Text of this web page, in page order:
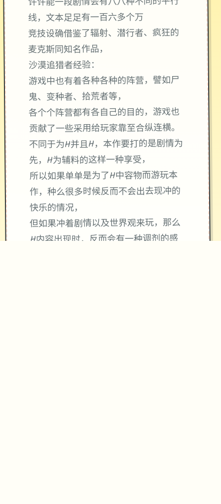
线，文本足足有一百六多个万
竞技设确借鉴了辐射、潜行者、疯狂的
麦克斯同知名作品，
沙漠追猎者经验：
游戏中也有着各种各种的阵营，譬如尸
鬼、变种者、拾荒者等，
各个个阵营都有各自己的目的，游戏也
贡献了一些采用给玩家靠至合纵连横。
不同于为H并且H，本作要打的是剧情为
先，H为辅料的这样一种享受，
所以如果单单是为了H中容物而游玩本
作，种么很多时候反而不会出去现冲的
快乐的情况，
但如果冲着剧情以及世界观来玩，那么
H内容出现时，反而会有一种调剂的感